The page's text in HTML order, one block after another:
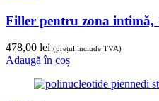
Filler pentru zona intimă,
478,00 lei (prețul include TVA)
Adaugă în coș